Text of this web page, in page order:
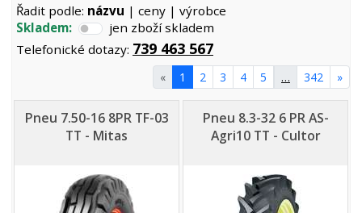
Řadit podle: názvu | ceny | výrobce
Skladem:
jen zboží skladem
Telefonické dotazy: 739 463 567
« 1 2 3 4 5 … 342 »
Pneu 7.50-16 8PR TF-03
TT - Mitas
Pneu 8.3-32 6 PR AS-
Agri10 TT - Cultor